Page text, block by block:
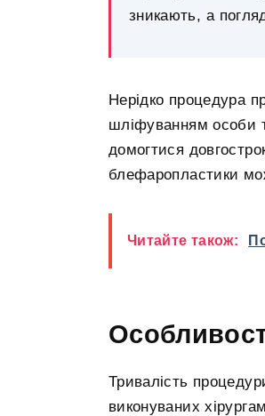
зникають, а
Нерідко процедура
шліфуванням особи
домогтися
блефаропластики
Читайте також:
Тривалість
виконуваних